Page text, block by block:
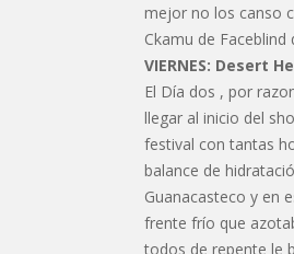
mejor no los canso
Ckamu de
VIERNES: Desert
El Día dos , por
llegar al inicio del
festival con tantas
balance de
Guanacasteco y en
frente frío que
todos de repente le